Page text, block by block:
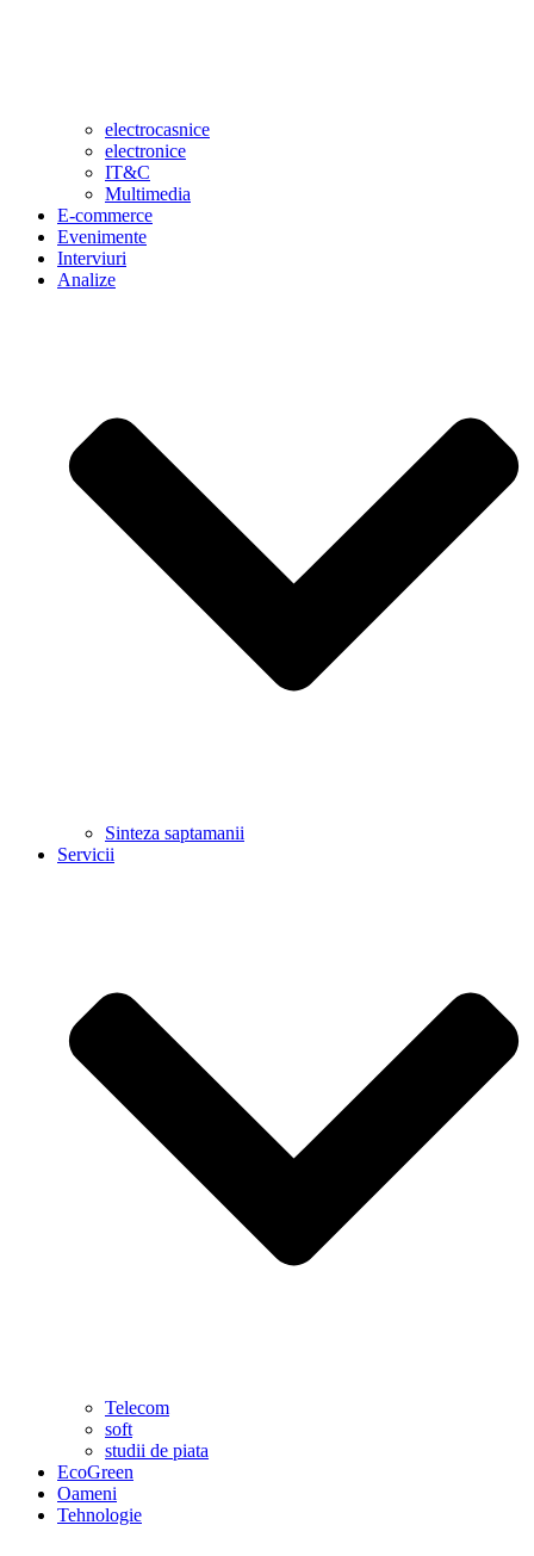
electrocasnice
electronice
IT&C
Multimedia
E-commerce
Evenimente
Interviuri
Analize
Sinteza saptamanii
Servicii
Telecom
soft
studii de piata
EcoGreen
Oameni
Tehnologie